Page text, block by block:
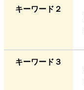
キーワード２
キーワード３